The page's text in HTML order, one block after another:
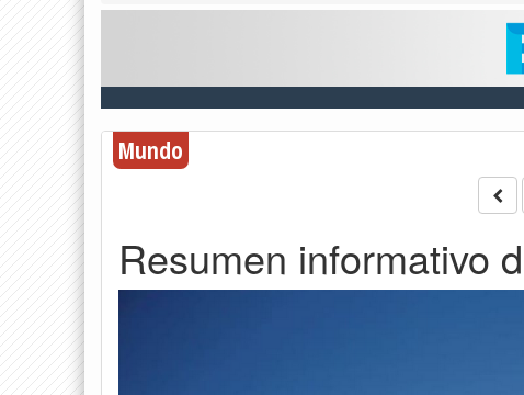
Mundo
Resumen informativo